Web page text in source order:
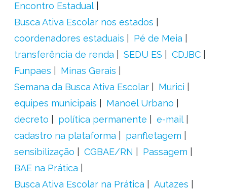
Encontro Estadual
Busca Ativa Escolar nos estados
coordenadores estaduais
Pé de Meia
transferência de renda
SEDU ES
CDJBC
Funpaes
Minas Gerais
Semana da Busca Ativa Escolar
Murici
equipes municipais
Manoel Urbano
decreto
política permanente
e-mail
cadastro na plataforma
panfletagem
sensibilização
CGBAE/RN
Passagem
BAE na Prática
Busca Ativa Escolar na Prática
Autazes